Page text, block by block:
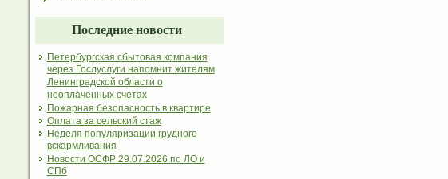
Последние новости
Петербургская сбытовая компания
через Гослуслуги напомнит жителям
Ленинградской области о
неоплаченных счетах
Пожарная безопасность в квартире
Оплата за сельский стаж
Неделя популяризации грудного
вскармливания
Новости ОСФР 29.07.2026 по ЛО и
СПб